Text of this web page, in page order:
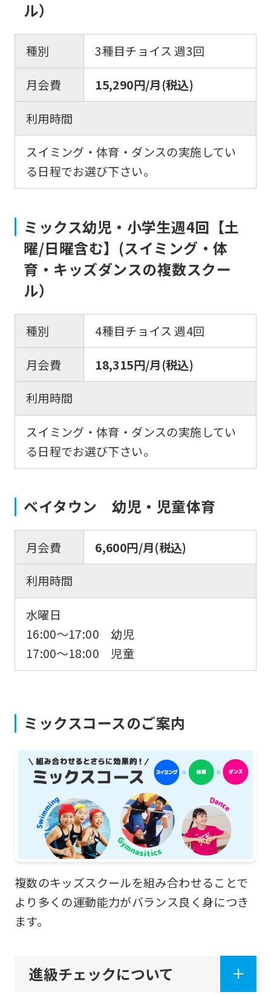
ル）
種別
3種目チョイス 週3回
月会費
15,290円/月(税込)
利用時間
スイミング・体育・ダンスの実施してい
る日程でお選び下さい。
ミックス幼児・小学生週4回【土
曜/日曜含む】(スイミング・体
育・キッズダンスの複数スクー
ル）
種別
4種目チョイス 週4回
月会費
18,315円/月(税込)
利用時間
スイミング・体育・ダンスの実施してい
る日程でお選び下さい。
ベイタウン 幼児・児童体育
月会費
6,600円/月(税込)
利用時間
水曜日
16:00〜17:00 幼児
17:00〜18:00 児童
ミックスコースのご案内
複数のキッズスクールを組み合わせることで
より多くの運動能力がバランス良く身につき
ます。
進級チェックについて
translation
service,
the
Japanese
this
website
be
translated
mechanically,
so
may
not
an
translation.
The
translation
may
from
the
original
content.
before
the
service.
Automatic